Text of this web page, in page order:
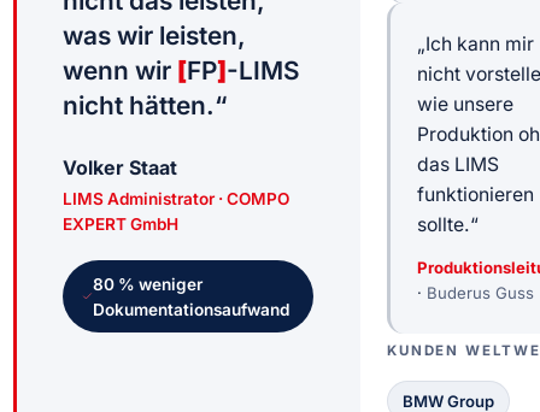
was wir leisten,
wenn wir [FP]-LIMS
nicht hätten.“
Volker Staat
LIMS Administrator · COMPO
EXPERT GmbH
80 % weniger
Dokumentationsaufwand
„Ich kann mir
nicht
wie unsere
Produktion
das LIMS
funktionieren
sollte.“
· Buderus Guss
KUNDEN
BMW Group